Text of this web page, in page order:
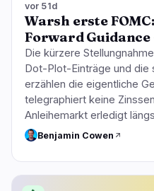
vor 51d
Warsh erste
Forward
Die kürzere
Dot-Plot-Einträge und
erzählen die eigentliche
telegraphiert keine
Anleihemarkt erledigt
Benjamin Cowen